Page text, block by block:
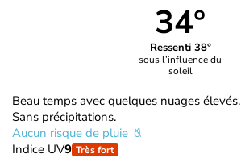
34°
Ressenti 38°
sous l’influence du
soleil
Beau temps avec quelques nuages élevés.
Sans précipitations.
Aucun risque de pluie
Indice UV9 Très fort